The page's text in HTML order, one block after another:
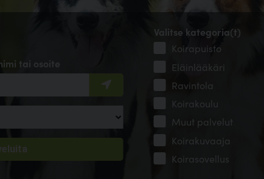
tai osoite
Valitse kategoria(t)
Koirapuisto
Eläinlääkäri
Ravintola
Koirakoulu
Muut palvelut
Koirakuvaaja
Koirasovellus